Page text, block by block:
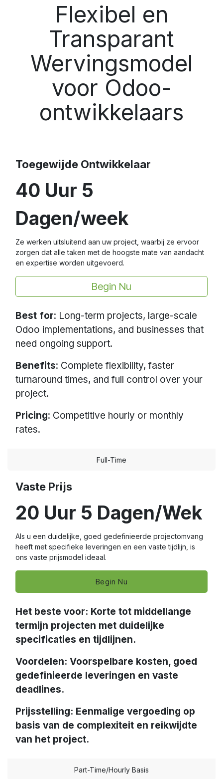
Flexibel en
Transparant
Wervingsmodel
voor Odoo-
ontwikkelaars
Toegewijde Ontwikkelaar
40 Uur 5
Dagen/week
Ze werken uitsluitend aan uw project, waarbij ze ervoor
zorgen dat alle taken met de hoogste mate van aandacht
en expertise worden uitgevoerd.
Begin Nu
Best for: Long-term projects, large-scale
Odoo implementations, and businesses that
need ongoing support.
Benefits: Complete flexibility, faster
turnaround times, and full control over your
project.
Pricing: Competitive hourly or monthly
rates.
Full-Time
Vaste Prijs
20 Uur 5 Dagen/Wek
Als u een duidelijke, goed gedefinieerde projectomvang
heeft met specifieke leveringen en een vaste tijdlijn, is
ons vaste prijsmodel ideaal.
Begin Nu
Het beste voor: Korte tot middellange
termijn projecten met duidelijke
specificaties en tijdlijnen.
Voordelen: Voorspelbare kosten, goed
gedefinieerde leveringen en vaste
deadlines.
Prijsstelling: Eenmalige vergoeding op
basis van de complexiteit en reikwijdte
van het project.
Part-Time/Hourly Basis